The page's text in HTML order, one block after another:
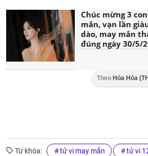
Chúc mừng 3
mắn, vạn lần
dào, may mắn
đúng ngày 30/5/
Theo Hỏa Hỏa
Từ khóa: tử vi may mắn tử vi